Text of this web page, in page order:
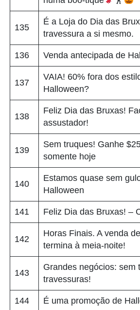
135
É a Loja do Dia das
travessura a si mesmo.
136 Venda antecipada de
137
VAIA! 60% fora dos
Halloween?
138
Feliz Dia das Bruxas!
assustador!
139
Sem truques! Ganhe
somente hoje
140
Estamos quase sem
Halloween
141 Feliz Dia das Bruxas! –
142
Horas Finais. A venda
termina à meia-noite!
143
Grandes negócios: sem
travessuras!
144 É uma promoção de